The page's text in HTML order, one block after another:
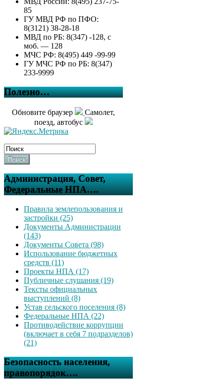
85
ГУ МВД РФ по ПФО:
8(3121) 38-28-18
МВД по РБ: 8(347) -128, с
моб. — 128
МЧС РФ: 8(495) 449 -99-99
ГУ МЧС РФ по РБ: 8(347)
233-9999
Полезно…
Обновите браузер
Самолет,
поезд, автобус
Поиск
Администрация, Совет,
Федеральные НПА….
Правила землепользования и
застройки (25)
Документы Администрации
(143)
Документы Совета (98)
Использование бюджетных
средств (11)
Проекты НПА (17)
Публичные слушания (19)
Тексты официальных
выступлений (8)
Устав сельского поселения (8)
Федеральные НПА (22)
Противодействие коррупции
(включает в себя 7 подразделов)
(21)
Безопасность населения,
правопорядок….